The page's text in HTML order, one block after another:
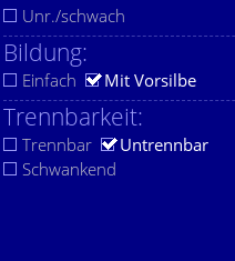
Unr./schwach
Bildung:
Einfach Mit Vorsilbe
Trennbarkeit:
Trennbar
Untrennbar
Schwankend